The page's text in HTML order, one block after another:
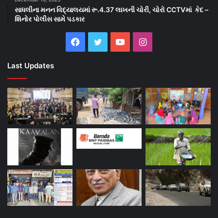
સાધલીના મનન વિદ્યાલયમાં રૂ.4.37 લાખની ચોરી, ચોરો CCTVમાં કેદ –
શિનોર પોલીસ સામે પડકાર
Facebook
Twitter YouTubeInstagram
Last Updates